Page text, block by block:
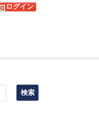
ログイン